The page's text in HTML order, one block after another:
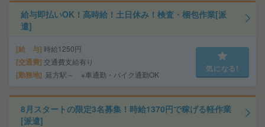
給与即払いOK！高時給！土日休み！検査・梱包作業[派
遣]
給 与 時給1250円
交通費 交通費支給有り
勤務地 延方駅～ ※車通勤・バイク通勤OK
気になる!
8月スタートの限定3名募集！時給1370円で稼げる軽作業
[派遣]